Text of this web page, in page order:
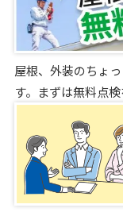
屋根、外装のちょ
す。まずは無料点